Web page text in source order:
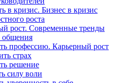
в кризис. Бизнес в кризис
роста
рост. Современные тренды
общения
профессию. Карьерный рост
страх
решение
силу воли